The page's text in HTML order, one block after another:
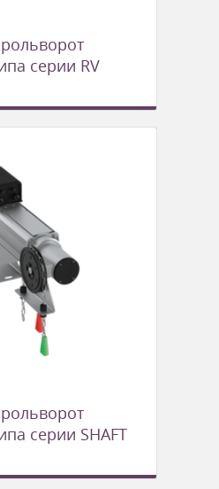
серии RV
серии SHAFT